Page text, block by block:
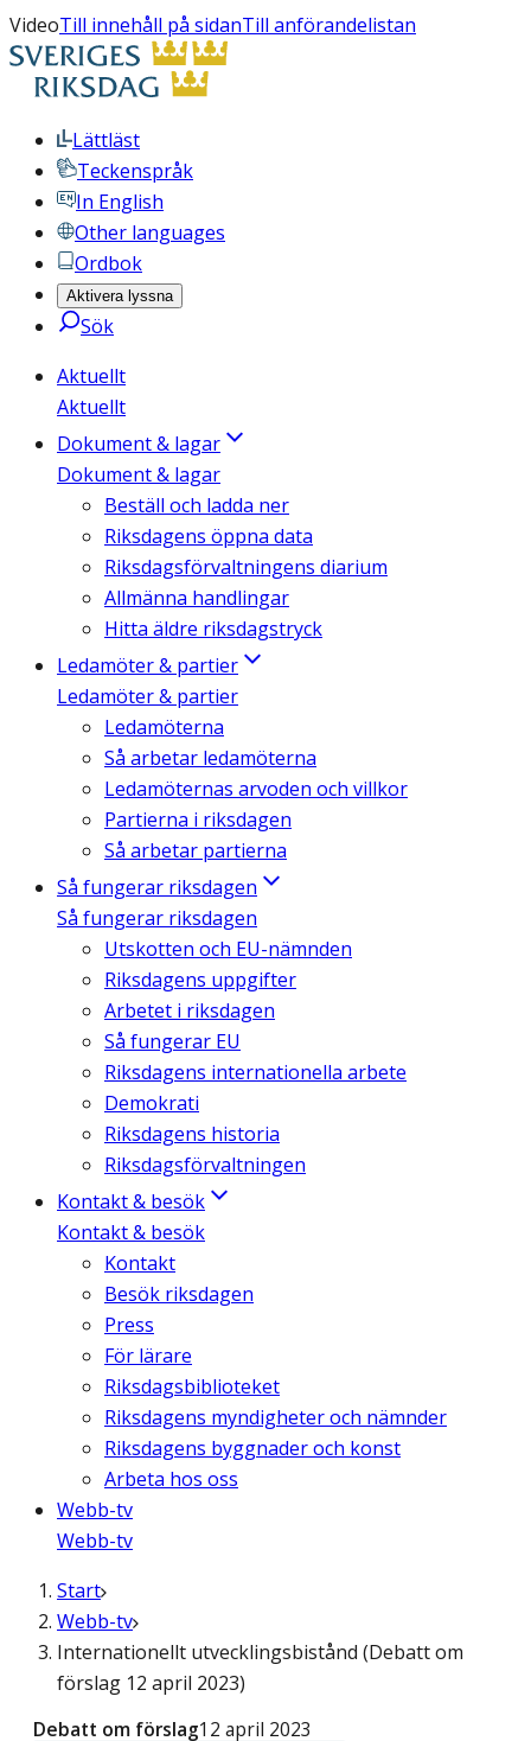
VideoTill innehåll på sidanTill anförandelistan
Lättläst
Teckenspråk
In English
Other languages
Ordbok
Aktivera lyssna
Sök
Aktuellt
Aktuellt
Dokument & lagar
Dokument & lagar
Beställ och ladda ner
Riksdagens öppna data
Riksdagsförvaltningens diarium
Allmänna handlingar
Hitta äldre riksdagstryck
Ledamöter & partier
Ledamöter & partier
Ledamöterna
Så arbetar ledamöterna
Ledamöternas arvoden och villkor
Partierna i riksdagen
Så arbetar partierna
Så fungerar riksdagen
Så fungerar riksdagen
Utskotten och EU-nämnden
Riksdagens uppgifter
Arbetet i riksdagen
Så fungerar EU
Riksdagens internationella arbete
Demokrati
Riksdagens historia
Riksdagsförvaltningen
Kontakt & besök
Kontakt & besök
Kontakt
Besök riksdagen
Press
För lärare
Riksdagsbiblioteket
Riksdagens myndigheter och nämnder
Riksdagens byggnader och konst
Arbeta hos oss
Webb-tv
Webb-tv
Start
Webb-tv
Internationellt utvecklingsbistånd (Debatt om
förslag 12 april 2023)
Debatt om förslag12 april 2023